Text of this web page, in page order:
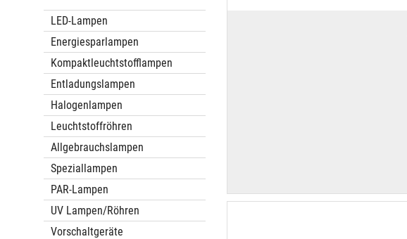
LED-Lampen
Energiesparlampen
Kompaktleuchtstofflampen
Entladungslampen
Halogenlampen
Leuchtstoffröhren
Allgebrauchslampen
Speziallampen
PAR-Lampen
UV Lampen/Röhren
Vorschaltgeräte